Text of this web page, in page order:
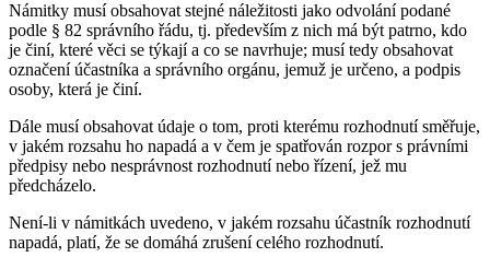
Námitky musí obsahovat stejné náležitosti jako odvolání podané
podle § 82 správního řádu, tj. především z nich má být patrno, kdo
je činí, které věci se týkají a co se navrhuje; musí tedy obsahovat
označení účastníka a správního orgánu, jemuž je určeno, a podpis
osoby, která je činí.
Dále musí obsahovat údaje o tom, proti kterému rozhodnutí směřuje,
v jakém rozsahu ho napadá a v čem je spatřován rozpor s právními
předpisy nebo nesprávnost rozhodnutí nebo řízení, jež mu
předcházelo.
Není-li v námitkách uvedeno, v jakém rozsahu účastník rozhodnutí
napadá, platí, že se domáhá zrušení celého rozhodnutí.